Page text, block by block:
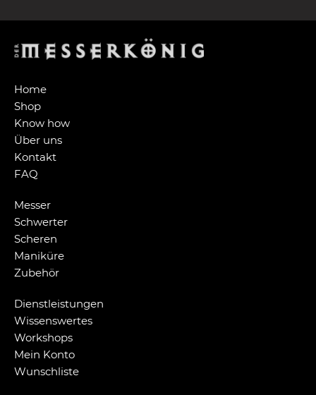
Home
Shop
Know how
Über uns
Kontakt
FAQ
Messer
Schwerter
Scheren
Maniküre
Zubehör
Dienstleistungen
Wissenswertes
Workshops
Mein Konto
Wunschliste